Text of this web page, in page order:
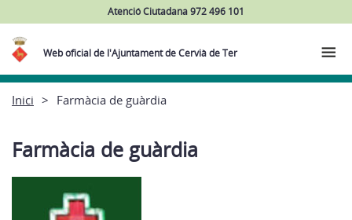
Atenció Ciutadana 972 496 101
Web oficial de l'Ajuntament de Cervià de Ter
Inici Farmàcia de guàrdia
Farmàcia de guàrdia